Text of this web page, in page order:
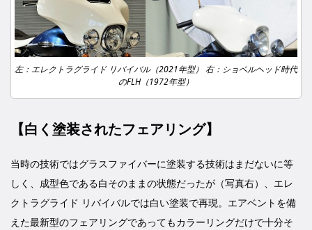
左：エレクトラグライド リバイバル（2021年型） 右：ショベルヘッド時代
のFLH（1972年型）
【白く塗装されたフェアリング】
当時の技術ではグラスファイバーに塗装する技術はまだないに等
しく、成型色である白そのままの状態だったが（写真右）、エレ
クトラグライド リバイバルでは白い塗装で再現。エアベントを備
えた最新型のフェアリングであってもカラーリングだけで十分そ